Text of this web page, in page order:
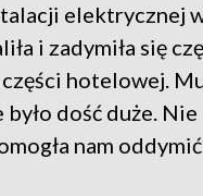
elektrycznej
i zadymiła się
hotelowej.
dość duże.
nam